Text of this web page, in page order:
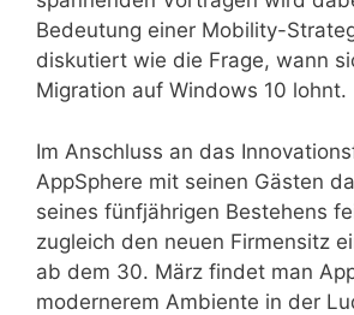
Bedeutung einer Mobility-
diskutiert wie die Frage, wann
Migration auf Windows 10 lohnt.
Im Anschluss an das
AppSphere mit seinen Gästen
seines fünfjährigen Bestehens
zugleich den neuen Firmensitz
ab dem 30. März findet man
modernerem Ambiente in der